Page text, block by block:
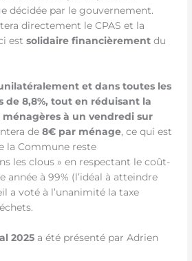
décidée par le gouvernement.
directement le CPAS et la
estsolidaire financièrement du
et dans toutes les
de 8,8%, tout en réduisant la
à un vendredi sur
de8€ par ménage, ce qui est
la Commune reste
les clous » en respectant le coût-
année à 99% (l’idéal à atteindre
a voté à l’unanimité la taxe
2025 a été présenté par Adrien